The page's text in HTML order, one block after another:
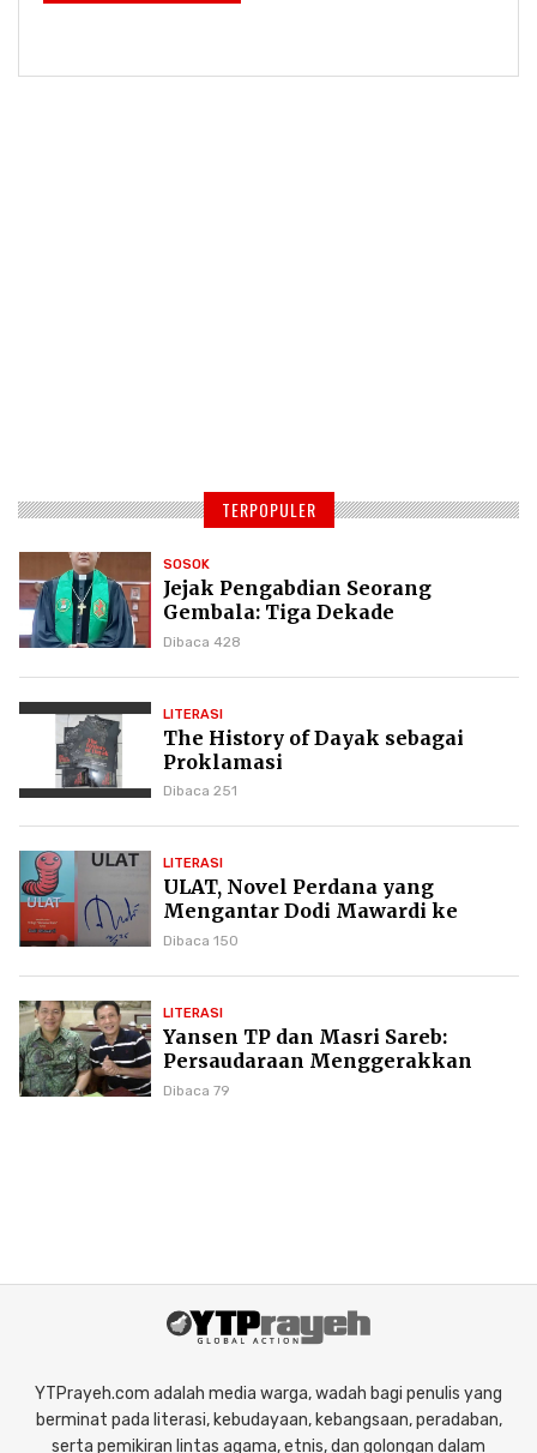
TERPOPULER
SOSOK
Jejak Pengabdian Seorang
Gembala: Tiga Dekade
Kepemimpinan Pdt. Dr. Yulius
Dibaca 428
LITERASI
The History of Dayak sebagai
Proklamasi
Dibaca 251
LITERASI
ULAT, Novel Perdana yang
Mengantar Dodi Mawardi ke
Puncak Karier Kepenulisan
Dibaca 150
LITERASI
Yansen TP dan Masri Sareb:
Persaudaraan Menggerakkan
Literasi Borneo
Dibaca 79
YTPrayeh.com adalah media warga, wadah bagi penulis yang
berminat pada literasi, kebudayaan, kebangsaan, peradaban,
serta pemikiran lintas agama, etnis, dan golongan dalam